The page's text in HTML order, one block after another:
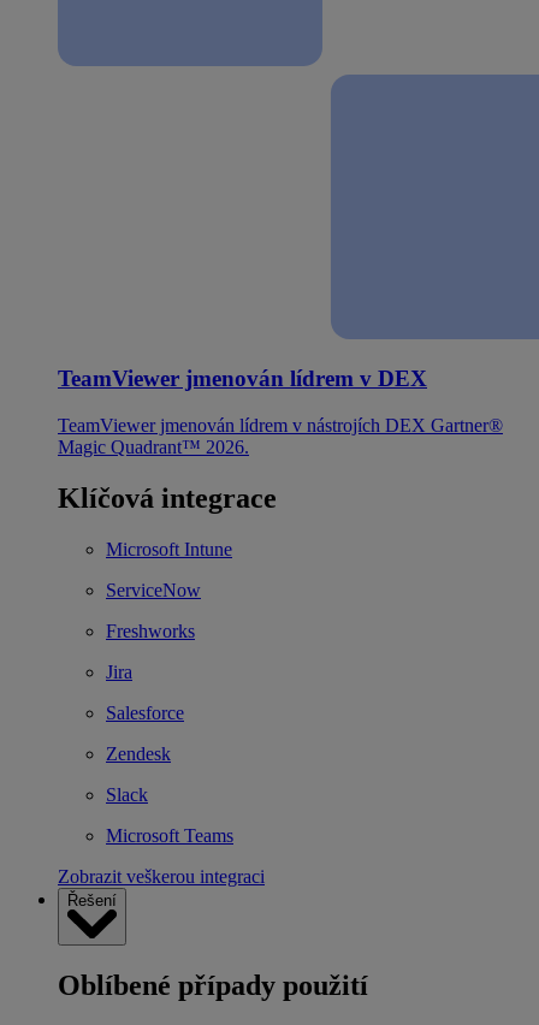
TeamViewer jmenován lídrem v DEX
TeamViewer jmenován lídrem v nástrojích DEX Gartner®
Magic Quadrant™ 2026.
Klíčová integrace
Microsoft Intune
ServiceNow
Freshworks
Jira
Salesforce
Zendesk
Slack
Microsoft Teams
Zobrazit veškerou integraci
Řešení
Oblíbené případy použití